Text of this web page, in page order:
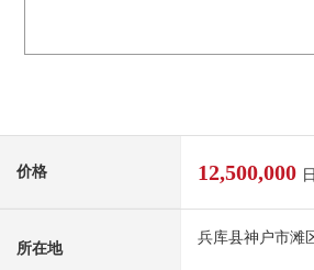
价格 12,500,000
所在地
兵库县神户市滩